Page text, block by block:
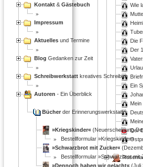
Wie
Die
Der
Ein
Der
Kontakt & Gästebuch
Impressum
Aktuelles und Termine
Blog Gedanken zur Zeit
Schreibwerkstatt kreatives Schreiben
Autoren - Ein Überblick
Bücher der Erinnerungswerkstatt:
»Kriegskinder« (Neuerscheinung
Bestellformular »Kriegskinder«
»Schwarzbrot mit Zucker«
Bestellformular »Schwarzbrot mit
»Dennoch haben wir gelacht« (Juli